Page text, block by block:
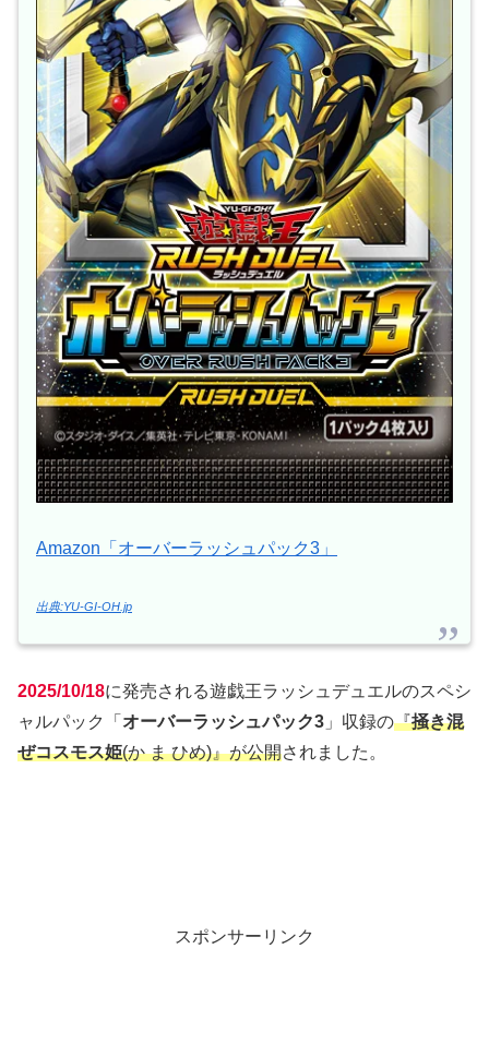
Amazon「オーバーラッシュパック3」
出典:YU-GI-OH.jp
2025/10/18に発売される遊戯王ラッシュデュエルのスペシ
ャルパック「 オーバーラッシュパック3 」収録の『掻き混
ぜコスモス姫(か ま ひめ)』が公開されました。
スポンサーリンク